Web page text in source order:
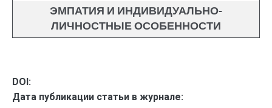
ЭМПАТИЯ И ИНДИВИДУАЛЬНО-
ЛИЧНОСТНЫЕ ОСОБЕННОСТИ
DOI:
Дата публикации статьи в журнале: